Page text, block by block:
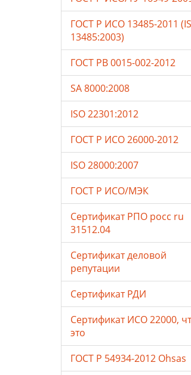
ГОСТ Р ИСО 13485-2011
13485:2003)
ГОСТ РВ 0015-002-2012
SA 8000:2008
ISO 22301:2012
ГОСТ Р ИСО 26000-2012
ISO 28000:2007
ГОСТ Р ИСО/МЭК
Сертификат РПО росс ru
31512.04
Сертификат деловой
репутации
Сертификат РДИ
Сертификат ИСО 22000,
это
ГОСТ Р 54934-2012 Ohsas